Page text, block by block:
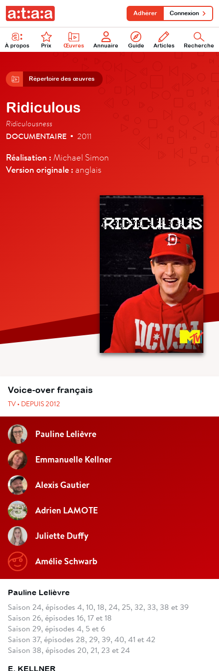
À propos Prix Œuvres Annuaire Guide Articles Recherche
Adhérer Connexion
Répertoire des œuvres
Ridiculous
Ridiculousness
DOCUMENTAIRE • 2011
Réalisation : Michael Simon
Version originale : anglais
Voice-over français
TV • DEPUIS 2012
Pauline Lelièvre
Emmanuelle Kellner
Alexis Gautier
Adrien LAMOTE
Juliette Duffy
Amélie Schwarb
Pauline Lelièvre
Saison 24, épisodes 4, 10, 18, 24, 25, 32, 33, 38 et 39
Saison 26, épisodes 16, 17 et 18
Saison 29, épisodes 4, 5 et 6
Saison 37, épisodes 28, 29, 39, 40, 41 et 42
Saison 38, épisodes 20, 21, 23 et 24
E. KELLNER